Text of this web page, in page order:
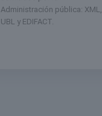
Administración pública: XML,
UBL y EDIFACT.